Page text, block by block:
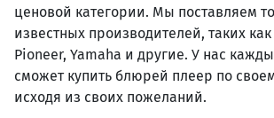
ценовой категории. Мы поставляем
известных производителей, таких
Pioneer, Yamaha и другие. У нас
сможет купить блюрей плеер по
исходя из своих пожеланий.